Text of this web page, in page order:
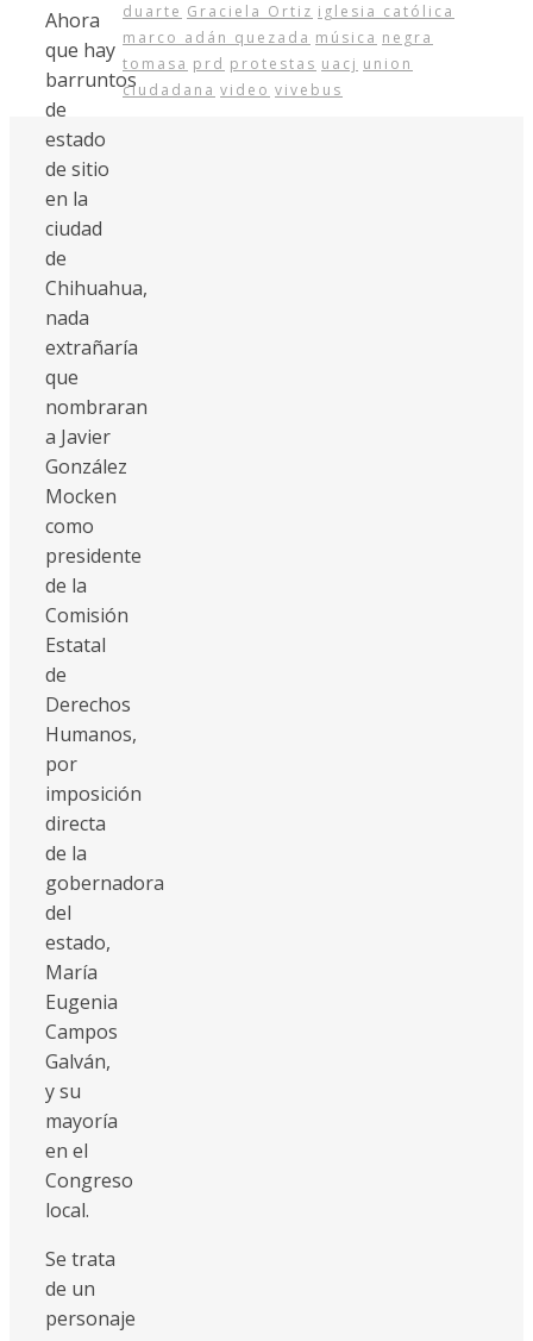
Ahora
que hay
barruntos
de
estado
de sitio
en la
ciudad
de
Chihuahua,
nada
extrañaría
que
nombraran
a Javier
González
Mocken
como
presidente
de la
Comisión
Estatal
de
Derechos
Humanos,
por
imposición
directa
de la
gobernadora
del
estado,
María
Eugenia
Campos
Galván,
y su
mayoría
en el
Congreso
local.
Se trata
de un
personaje
duarte Graciela Ortiz iglesia católica
marco adán quezada música negra
tomasa prd protestas uacj union
ciudadana video vivebus